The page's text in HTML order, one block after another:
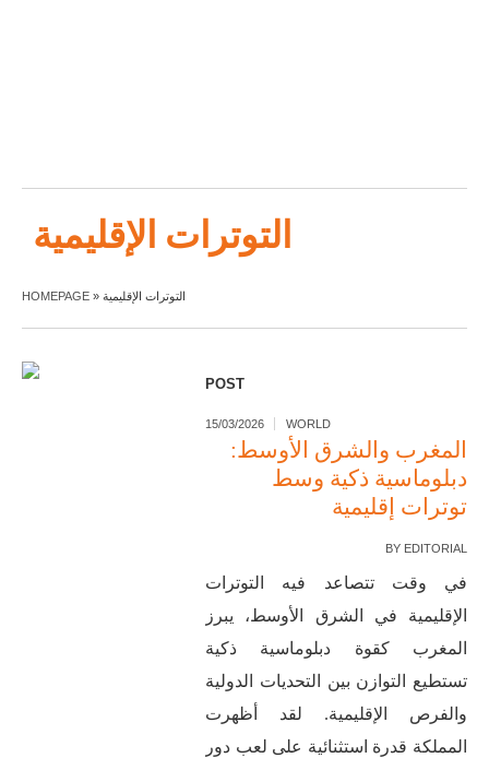
التوترات الإقليمية
HOMEPAGE » التوترات الإقليمية
POST
15/03/2026 WORLD
المغرب والشرق الأوسط:
دبلوماسية ذكية وسط
توترات إقليمية
BY EDITORIAL
في وقت تتصاعد فيه التوترات
الإقليمية في الشرق الأوسط، يبرز
المغرب كقوة دبلوماسية ذكية
تستطيع التوازن بين التحديات الدولية
والفرص الإقليمية. لقد أظهرت
المملكة قدرة استثنائية على لعب دور